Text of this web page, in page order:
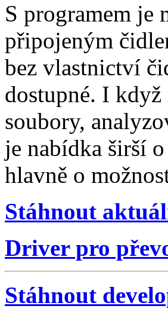
S programem je
připojeným
bez vlastnictví
dostupné. I
soubory,
je nabídka širší
hlavně o
Stáhnout
Driver pro
Stáhnout